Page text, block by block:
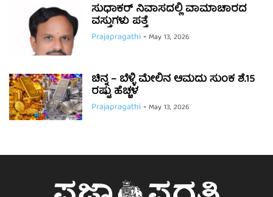
ಸುಧಾಕರ್ ನಿವಾಸದಲ್ಲಿ ವಾಮಾಚಾರದ
ವಸ್ತುಗಳು ಪತ್ತೆ
Prajapragathi- May 13, 2026
ಚಿನ್ನ – ಬೆಳ್ಳಿ ಮೇಲಿನ ಆಮದು ಸುಂಕ ಶೆ.15
ರಷ್ಟು ಹೆಚ್ಚಳ
Prajapragathi- May 13, 2026